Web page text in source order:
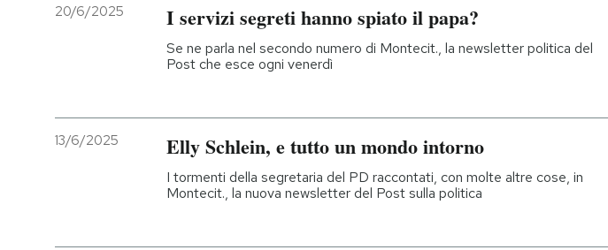
20/6/2025 I servizi segreti hanno spiato il papa?
Se ne parla nel secondo numero di Montecit., la newsletter politica del
Post che esce ogni venerdì
13/6/2025 Elly Schlein, e tutto un mondo intorno
I tormenti della segretaria del PD raccontati, con molte altre cose, in
Montecit., la nuova newsletter del Post sulla politica